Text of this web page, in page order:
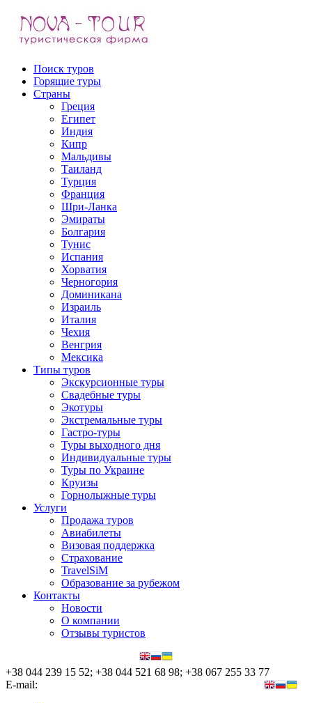
Поиск туров
Горящие туры
Страны
Греция
Египет
Индия
Кипр
Мальдивы
Таиланд
Турция
Франция
Шри-Ланка
Эмираты
Болгария
Тунис
Испания
Хорватия
Черногория
Доминикана
Израиль
Италия
Чехия
Венгрия
Мексика
Типы туров
Экскурсионные туры
Свадебные туры
Экотуры
Экстремальные туры
Гастро-туры
Туры выходного дня
Индивидуальные туры
Туры по Украине
Круизы
Горнолыжные туры
Услуги
Продажа туров
Авиабилеты
Визовая поддержка
Страхование
TravelSiM
Образование за рубежом
Контакты
Новости
О компании
Отзывы туристов
+38 044 239 15 52; +38 044 521 68 98; +38 067 255 33 77
E-mail:
Отправить